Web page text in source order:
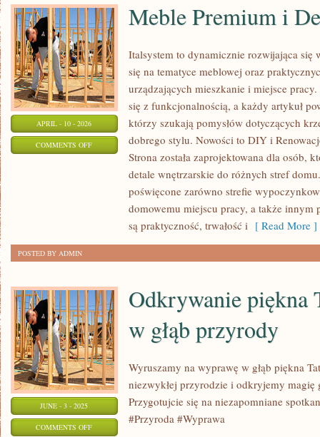
APRIL - 10 - 2026
COMMENTS OFFON
DESIGNERSKIE
Meble Premium i
Italsystem to dynamicznie rozwijająca
się na tematyce meblowej oraz
urządzających mieszkanie i miejsce
się z funkcjonalnością, a każdy artykuł
którzy szukają pomysłów dotyczących
dobrego stylu. Nowości to DIY i
Strona została zaprojektowana dla osób,
detale wnętrzarskie do różnych stref
poświęcone zarówno strefie
domowemu miejscu pracy, a także innym
są praktyczność, trwałość i [ Read More ]
POSTED BY ADMIN
JUNE - 3 - 2025
COMMENTS OFFON
Odkrywanie piękna
w głąb przyrody
Wyruszamy na wyprawę w głąb piękna
niezwykłej przyrodzie i odkryjemy magię
Przygotujcie się na niezapomniane
#Przyroda #Wyprawa